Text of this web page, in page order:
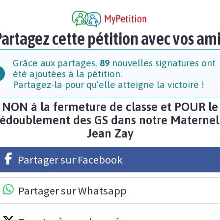
cette pétition avec vos
Grâce aux partages, 89nouvelles signatures ont
été ajoutées à la pétition.
Partagez-la pour qu’elle atteigne la victoire !
NON à la fermeture de classe et POUR le
des GS dans notre
Jean Zay
Partager sur Facebook
Partager sur Whatsapp